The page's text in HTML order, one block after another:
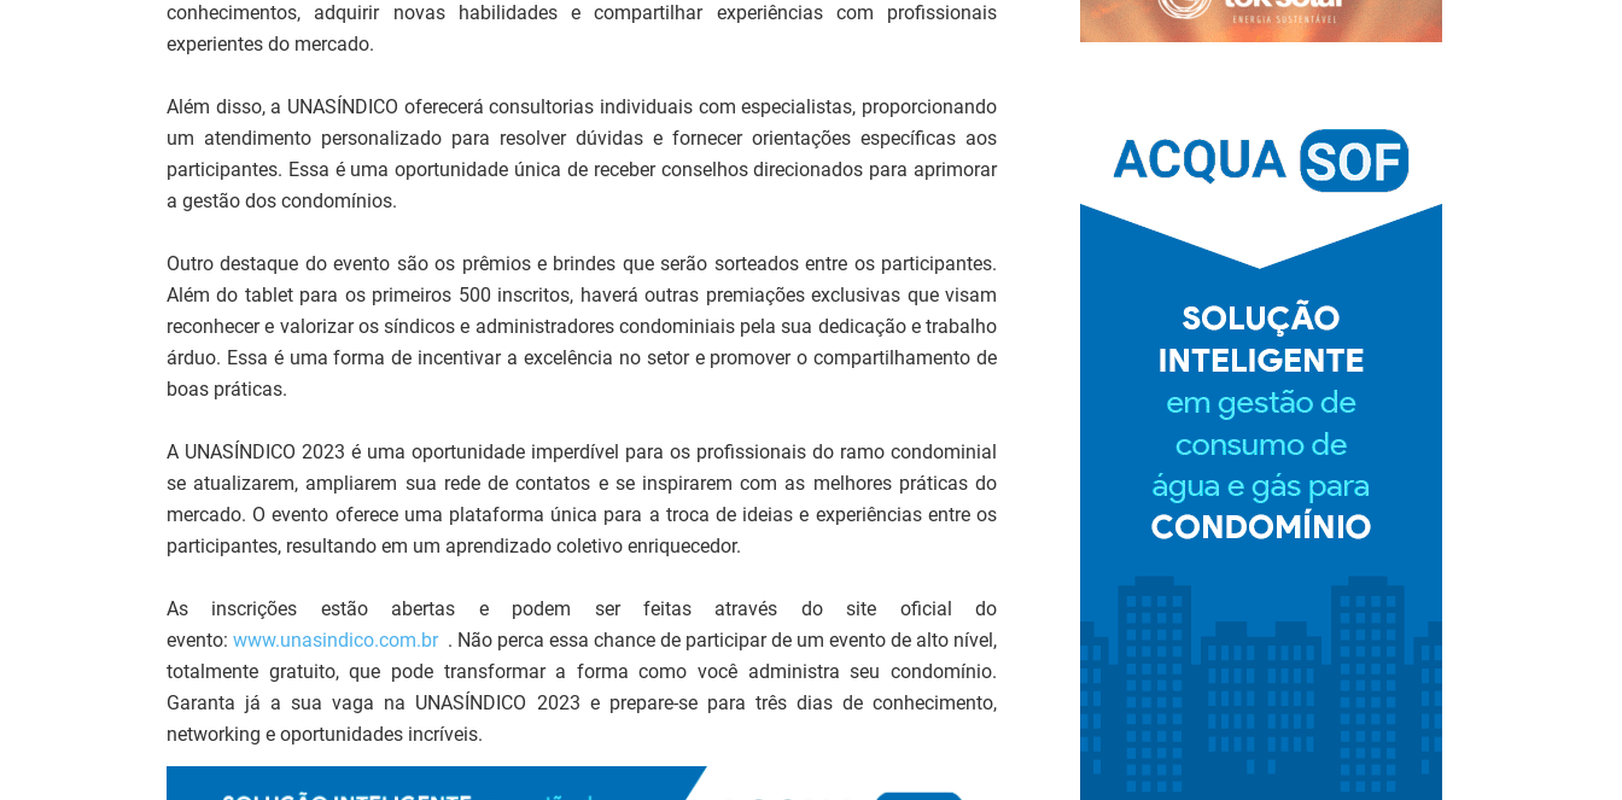
conhecimentos, adquirir novas habilidades e compartilhar experiências com profissionais
experientes do mercado.
Além disso, a UNASÍNDICO oferecerá consultorias individuais com especialistas, proporcionando
um atendimento personalizado para resolver dúvidas e fornecer orientações específicas aos
participantes. Essa é uma oportunidade única de receber conselhos direcionados para aprimorar
a gestão dos condomínios.
Outro destaque do evento são os prêmios e brindes que serão sorteados entre os participantes.
Além do tablet para os primeiros 500 inscritos, haverá outras premiações exclusivas que visam
reconhecer e valorizar os síndicos e administradores condominiais pela sua dedicação e trabalho
árduo. Essa é uma forma de incentivar a excelência no setor e promover o compartilhamento de
boas práticas.
A UNASÍNDICO 2023 é uma oportunidade imperdível para os profissionais do ramo condominial
se atualizarem, ampliarem sua rede de contatos e se inspirarem com as melhores práticas do
mercado. O evento oferece uma plataforma única para a troca de ideias e experiências entre os
participantes, resultando em um aprendizado coletivo enriquecedor.
As inscrições estão abertas e podem ser feitas através do site oficial do
evento: www.unasindico.com.br . Não perca essa chance de participar de um evento de alto nível,
totalmente gratuito, que pode transformar a forma como você administra seu condomínio.
Garanta já a sua vaga na UNASÍNDICO 2023 e prepare-se para três dias de conhecimento,
networking e oportunidades incríveis.